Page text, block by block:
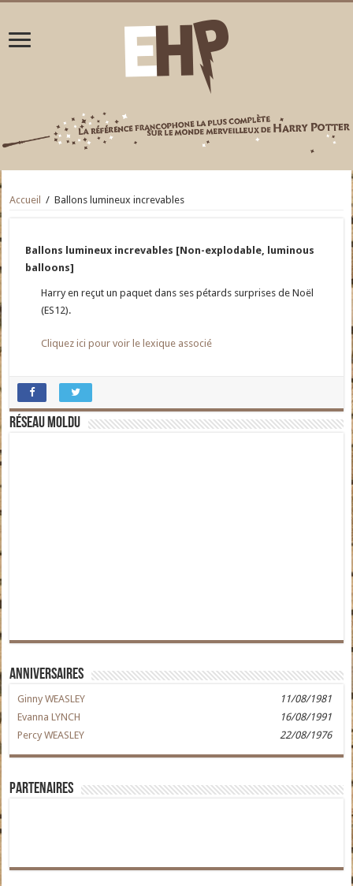
Accueil / Ballons lumineux increvables
Ballons lumineux increvables [Non-explodable, luminous
balloons]
Harry en reçut un paquet dans ses pétards surprises de Noël
(ES12).
Cliquez ici pour voir le lexique associé
Réseau moldu
Anniversaires
Ginny WEASLEY
11/08/1981
Evanna LYNCH
16/08/1991
Percy WEASLEY
22/08/1976
Partenaires